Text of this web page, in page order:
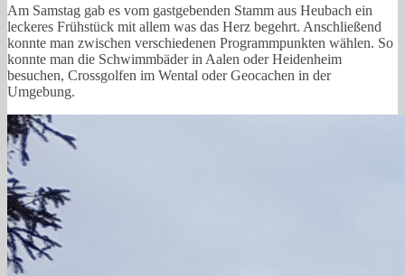
Am Samstag gab es vom gastgebenden Stamm aus Heubach ein
leckeres Frühstück mit allem was das Herz begehrt. Anschließend
konnte man zwischen verschiedenen Programmpunkten wählen. So
konnte man die Schwimmbäder in Aalen oder Heidenheim
besuchen, Crossgolfen im Wental oder Geocachen in der
Umgebung.